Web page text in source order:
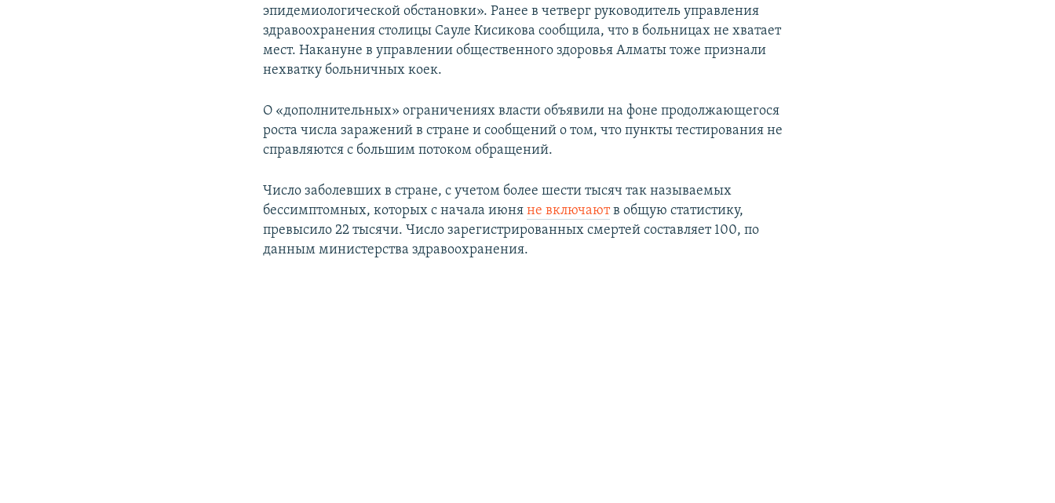
эпидемиологической обстановки». Ранее в четверг руководитель управления
здравоохранения столицы Сауле Кисикова сообщила, что в больницах не хватает
мест. Накануне в управлении общественного здоровья Алматы тоже признали
нехватку больничных коек.
О «дополнительных» ограничениях власти объявили на фоне продолжающегося
роста числа заражений в стране и сообщений о том, что пункты тестирования не
справляются с большим потоком обращений.
Число заболевших в стране, с учетом более шести тысяч так называемых
бессимптомных, которых с начала июняне включаютв общую статистику,
превысило 22 тысячи. Число зарегистрированных смертей составляет 100, по
данным министерства здравоохранения.